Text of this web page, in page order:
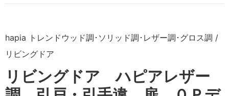
hapia トレンドウッド調･ソリッド調･レザー調･グロス調 /
リビングドア
リビングドア ハピアレザー